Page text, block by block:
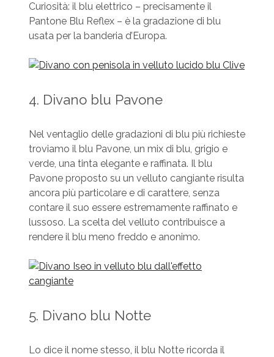
Curiosità: il blu elettrico – precisamente il
Pantone Blu Reflex – è la gradazione di blu
usata per la banderia d’Europa.
4. Divano blu Pavone
Nel ventaglio delle gradazioni di blu più richieste
troviamo il blu Pavone, un mix di blu, grigio e
verde, una tinta elegante e raffinata. Il blu
Pavone proposto su un velluto cangiante risulta
ancora più particolare e di carattere, senza
contare il suo essere estremamente raffinato e
lussoso. La scelta del velluto contribuisce a
rendere il blu meno freddo e anonimo.
5. Divano blu Notte
Lo dice il nome stesso, il blu Notte ricorda il